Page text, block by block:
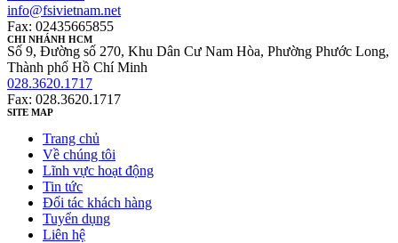
info@fsivietnam.net
Fax: 02435665855
CHI NHÁNH HCM
Số 9, Đường số 270, Khu Dân Cư Nam Hòa, Phường Phước Long,
Thành phố Hồ Chí Minh
028.3620.1717
Fax: 028.3620.1717
SITE MAP
Trang chủ
Về chúng tôi
Lĩnh vực hoạt động
Tin tức
Đối tác khách hàng
Tuyển dụng
Liên hệ